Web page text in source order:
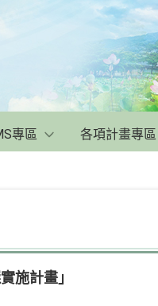
專區 各項計畫專區
施計畫」